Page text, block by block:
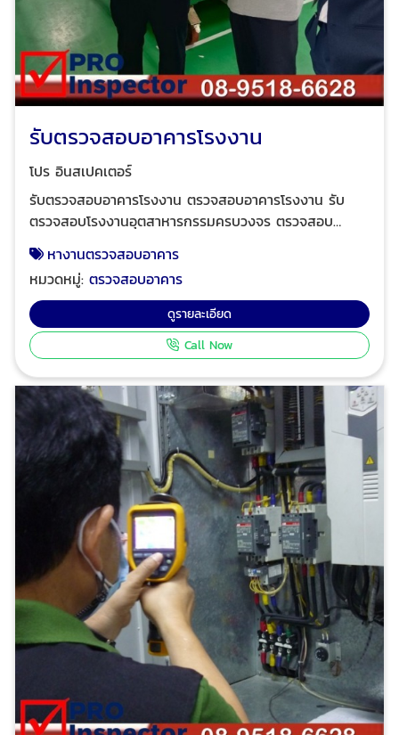
รับตรวจสอบอาคารโรงงาน
โปร อินสเปคเตอร์
รับตรวจสอบอาคารโรงงาน ตรวจสอบอาคารโรงงาน รับ
ตรวจสอบโรงงานอุตสาหารกรรมครบวงจร ตรวจสอบ
ตรวจสอบความปลอดภัยของระบบและอุปกรณ์ประกอบของ
อาคาร ตรวจสอบสมรรถนะของระบบและอุปกรณ์ต่างๆ ของ
อาคารเพื่ออพยพผู้ใช้อาคารและตรวจสอบระบบบริหาร
จัดการความปลอดภัยในอาคาร เป็นไปตามพระราชบัญญัติ
ควบคุมอาคารมาตรา 32 ทวิ เพื่อยื่นขอใบรับรองการตรวจ
สมาคมผู้ตรวจสอบอาคาร ใบอนุญาตประกอบวิชาชีพวิศวกร
ควบคุม ระดับสามัญวิศวกร-ภาคีวิศวกร ขึ้นทะเบียนเป็นผู้
ตรวจสอบกับคณะกรรมการควบคุมอาคารมีอุปกรณ์และ
เครื่องมือตรวจสอบครบ มีมาตรฐานการตรวจสอบทุกขั้น
ตอน ปฎิบัติหน้าที่ละเอียดครบถ้วนตามแผนงาน ให้บริการ
ตรวจสอบอาคารในราคายุติธรรม โปร อินสเปคเตอร์ ทีมงาน
วิศวกรมืออาชีพ ผู้เชี่ยวชาญด้านการให้บริการตรวจสอบ
อาคาร ตรวจสอบและรับรองการจัดการพลังงาน ตรวจสอบ
และรับรองระบบไฟฟ้าประจำปี ตรวจสอบระบบแจ้งเหตุเพลิง
ไหม้อาคารและโรงงาน เพื่อทำรายงานและ ออกหนังสือ
รับรองความปลอดภัยประเภทต่างๆ ตามกฎหมาย ได้รับ
ความไว้วางใจจากบริษัทชั้นนำระดับแนวหน้าของไทย และ
โรงงานชั้นนำของไทย
หางานตรวจสอบอาคาร
หมวดหมู่:ตรวจสอบอาคาร
ดูรายละเอียด
Call Now